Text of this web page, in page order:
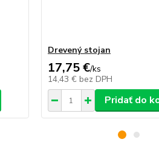
Drevený stojan
17,75 €/ks
14,43 € bez DPH
Pridať do